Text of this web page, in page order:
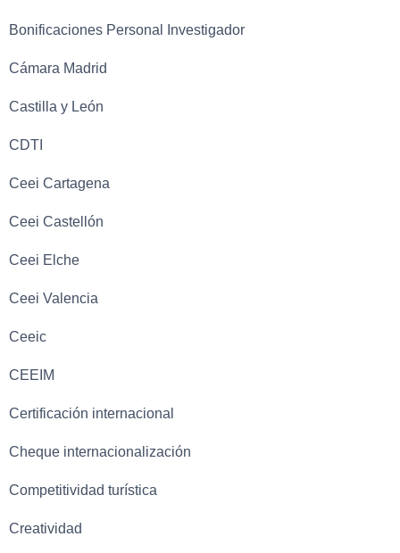
Bonificaciones Personal Investigador
Cámara Madrid
Castilla y León
CDTI
Ceei Cartagena
Ceei Castellón
Ceei Elche
Ceei Valencia
Ceeic
CEEIM
Certificación internacional
Cheque internacionalización
Competitividad turística
Creatividad